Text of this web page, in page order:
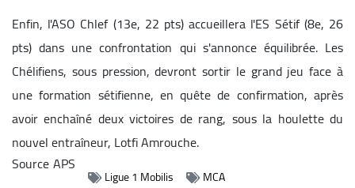
Enfin, l'ASO Chlef (13e, 22 pts) accueillera l'ES Sétif (8e, 26
pts) dans une confrontation qui s'annonce équilibrée. Les
Chélifiens, sous pression, devront sortir le grand jeu face à
une formation sétifienne, en quête de confirmation, après
avoir enchaîné deux victoires de rang, sous la houlette du
nouvel entraîneur, Lotfi Amrouche.
SourceAPS
Ligue 1 Mobilis MCA